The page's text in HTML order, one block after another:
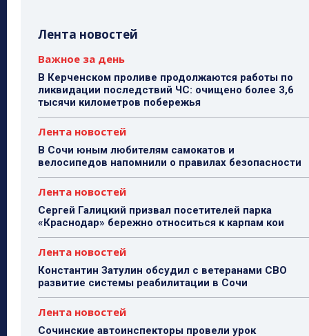
Лента новостей
Важное за день
В Керченском проливе продолжаются работы по
ликвидации последствий ЧС: очищено более 3,6
тысячи километров побережья
Лента новостей
В Сочи юным любителям самокатов и
велосипедов напомнили о правилах безопасности
Лента новостей
Сергей Галицкий призвал посетителей парка
«Краснодар» бережно относиться к карпам кои
Лента новостей
Константин Затулин обсудил с ветеранами СВО
развитие системы реабилитации в Сочи
Лента новостей
Сочинские автоинспекторы провели урок